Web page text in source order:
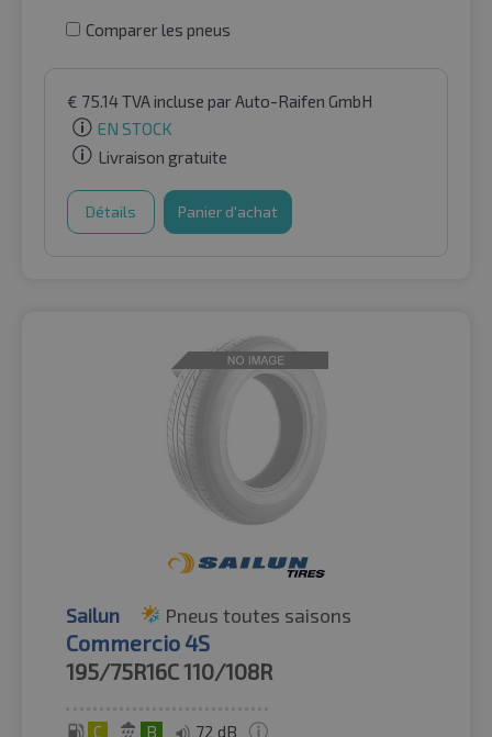
Comparer les pneus
€ 75.14TVA incluse par Auto-Raifen GmbH
EN STOCK
Livraison gratuite
Détails Panier d'achat
Sailun Pneus toutes saisons
Commercio 4S
195/75R16C110/108R
C B 72 dB